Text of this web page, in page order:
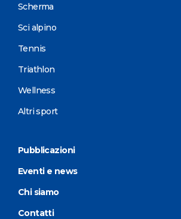
Scherma
Sci alpino
Tennis
Triathlon
Wellness
Altri sport
Pubblicazioni
Eventi e news
Chi siamo
Contatti